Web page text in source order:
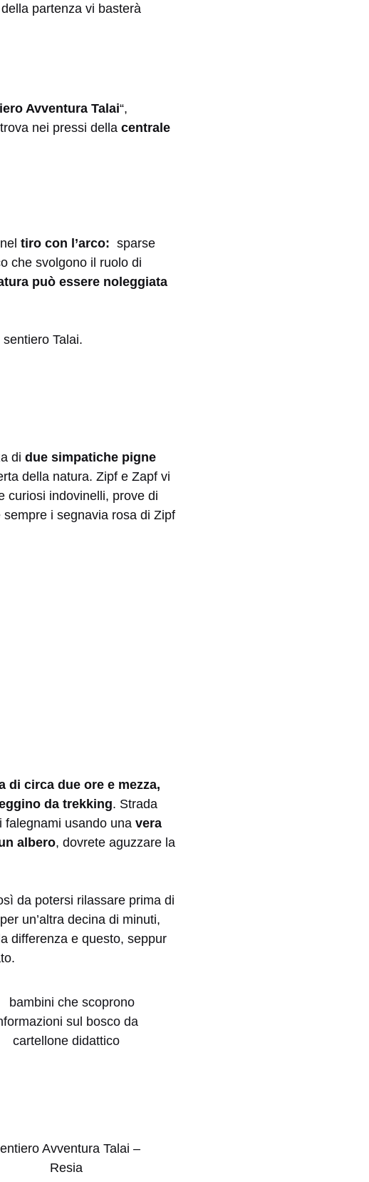
partenza vi basterà
Avventura Talai“,
nei pressi della centrale
tiro con l’arco: sparse
che svolgono il ruolo di
può essere noleggiata
di due simpatiche pigne
della natura. Zipf e Zapf vi
curiosi indovinelli, prove di
i segnavia rosa di Zipf
di circa due ore e mezza,
da trekking. Strada
falegnami usando una vera
albero, dovrete aguzzare la
da potersi rilassare prima di
un’altra decina di minuti,
differenza e questo, seppur
Avventura Talai –
Resia